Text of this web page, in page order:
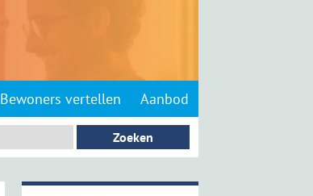
Bewoners vertellen Aanbod